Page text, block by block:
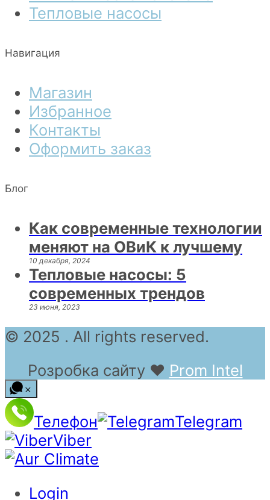
Тепловые насосы
Навигация
Магазин
Избранное
Контакты
Оформить заказ
Блог
Как современные технологии
меняют на ОВиК к лучшему
10 декабря, 2024
Тепловые насосы: 5
современных трендов
23 июня, 2023
© 2025 . All rights reserved.
Розробка сайту ❤ Prom Intel
Телефон
Telegram
Viber
Login